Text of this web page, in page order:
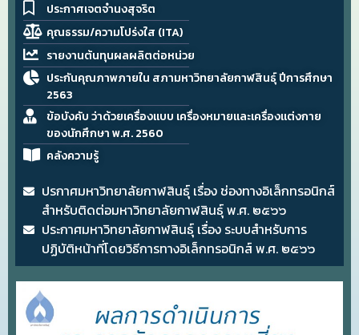
ประกาศเจตจำนงสุจริต
คุณธรรม/ความโปร่งใส (ITA)
รายงานต้นทุนผลผลิตต่อหน่วย
ประกันคุณภาพภายใน สภามหาวิทยาลัยกาฬสินธุ์ ปีการศึกษา
2563
ข้อบังคับ ว่าด้วยเครื่องแบบ เครื่องหมายและเครื่องแต่งกาย
ของนักศึกษา พ.ศ. 2560
คลังความรู้
ปรกาศมหาวิทยาลัยกาฬสินธุ์ เรื่อง ช่องทางอิเล็กทรอนิกส์
สำหรับติดต่อมหาวิทยาลัยกาฬสินธุ์ พ.ศ. ๒๕๖๖
ประกาศมหาวิทยาลัยกาฬสินธุ์ เรื่อง ระบบสำหรับการ
ปฏิบัติหน้าที่โดยวิธีการทางอิเล็กทรอนิกส์ พ.ศ. ๒๕๖๖